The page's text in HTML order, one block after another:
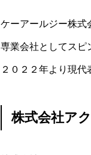
ケーアールジー株式
専業会社としてスピ
２０２２年より現
株式会社ア